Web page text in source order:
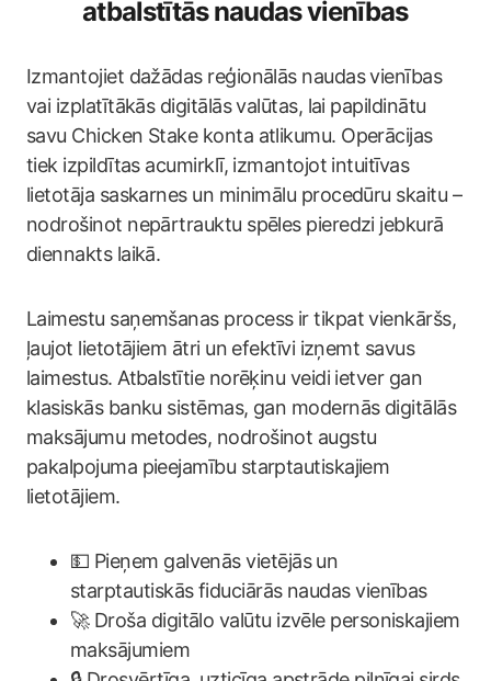
atbalstītās naudas vienības
Izmantojiet dažādas reģionālās naudas vienības
vai izplatītākās digitālās valūtas, lai papildinātu
savu Chicken Stake konta atlikumu. Operācijas
tiek izpildītas acumirklī, izmantojot intuitīvas
lietotāja saskarnes un minimālu procedūru skaitu –
nodrošinot nepārtrauktu spēles pieredzi jebkurā
diennakts laikā.
Laimestu saņemšanas process ir tikpat vienkāršs,
ļaujot lietotājiem ātri un efektīvi izņemt savus
laimestus. Atbalstītie norēķinu veidi ietver gan
klasiskās banku sistēmas, gan modernās digitālās
maksājumu metodes, nodrošinot augstu
pakalpojuma pieejamību starptautiskajiem
lietotājiem.
💵 Pieņem galvenās vietējās un
starptautiskās fiduciārās naudas vienības
🚀 Droša digitālo valūtu izvēle personiskajiem
maksājumiem